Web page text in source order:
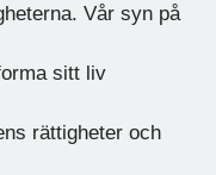
Vår syn på
sitt liv
rättigheter och